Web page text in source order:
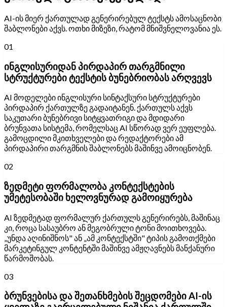
AI-ის მიერ ქართულად გენერირებულ ტექსტს ამოსაცნობი
შაბლონები აქვს. ოთხი მიზეზი, რატომ მნიშვნელოვანია ეს.
01
ინგლისურიდან პირდაპირ თარგმნილი
სტრუქტურები ტექსტის ბუნებრიობას არღვევს
AI მოდელები ინგლისური სინტაქსური სტრუქტურები
პირდაპირ ქართულზე გადაიტანენ. ქართულს აქვს
საკუთარი ბუნებრივი სიტყვათრიგი და მდიდარი
ბრუნვათა სისტემა, რომელსაც AI სწორად ვერ ეუფლება.
გამოცდილი მკითხველები და რედაქტორები ამ
პირდაპირი თარგმნის შაბლონებს მაშინვე ამოიცნობენ.
02
ზედმეტი ფორმალობა კონტექსტების
უმეტესობაში ხელოვნურად გამოიყურება
AI ზედმეტად ფორმალურ ქართულს გენერირებს, მაშინაც
კი, როცა სასაუბრო ან მეგობრული ტონი მოითხოვება.
„უნდა აღინიშნოს" ან „ამ კონტექსტში" ტიპის გამოთქმები
მარკეტინგულ კონტენტში მაშინვე ამჟღავნებს მანქანური
წარმოშობას.
03
ბრუნვებისა და შეთანხმების შეცდომები AI-ის